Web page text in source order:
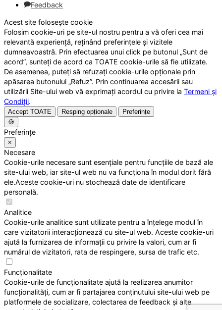
Feedback
Acest site folosește cookie
Folosim cookie-uri pe site-ul nostru pentru a vă oferi cea mai
relevantă experiență, reținând preferințele și vizitele
dumneavoastră. Prin efectuarea unui click pe butonul „Sunt de
acord”, sunteți de acord ca TOATE cookie-urile să fie utilizate.
De asemenea, puteți să refuzați cookie-urile opționale prin
apăsarea butonului „Refuz”. Prin continuarea accesării sau
utilizării Site-ului web vă exprimați acordul cu privire la Termeni și
Condiții.
Accept TOATE Resping opționale
Preferințe
🍪
Preferințe
×
Necesare
Cookie-urile necesare sunt esențiale pentru funcțiile de bază ale
site-ului web, iar site-ul web nu va funcționa în modul dorit fără
ele.Aceste cookie-uri nu stochează date de identificare
personală.
Analitice
Cookie-urile analitice sunt utilizate pentru a înțelege modul în
care vizitatorii interacționează cu site-ul web. Aceste cookie-uri
ajută la furnizarea de informații cu privire la valori, cum ar fi
numărul de vizitatori, rata de respingere, sursa de trafic etc.
Funcționalitate
Cookie-urile de funcționalitate ajută la realizarea anumitor
funcționalități, cum ar fi partajarea conținutului site-ului web pe
platformele de socializare, colectarea de feedback și alte